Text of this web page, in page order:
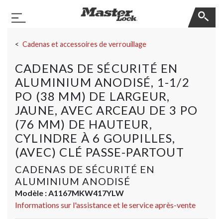
Basculer la navigation
Cadenas et accessoires de verrouillage
CADENAS DE SÉCURITÉ EN
ALUMINIUM ANODISÉ, 1-1/2
PO (38 MM) DE LARGEUR,
JAUNE, AVEC ARCEAU DE 3 PO
(76 MM) DE HAUTEUR,
CYLINDRE À 6 GOUPILLES,
(AVEC) CLÉ PASSE-PARTOUT
CADENAS DE SÉCURITÉ EN
ALUMINIUM ANODISÉ
Modèle :A1167MKW417YLW
Informations sur l'assistance et le service après-vente